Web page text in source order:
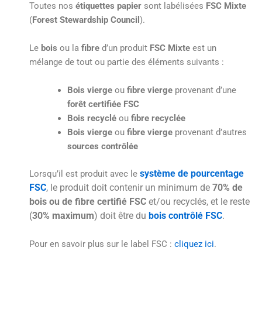
Toutes nos étiquettes papier sont labélisées FSC Mixte
(Forest Stewardship Council ).
Le bois ou la fibre d’un produit FSC Mixte est un
mélange de tout ou partie des éléments suivants :
Bois vierge ou fibre vierge provenant d’une
forêt certifiée FSC
Bois recyclé ou fibre recyclée
Bois vierge ou fibre vierge provenant d’autres
sources contrôlée
Lorsqu’il est produit avec le système de pourcentage
FSC, le produit doit contenir un minimum de 70% de
bois ou de fibre certifié FSC et/ou recyclés, et le reste
(30% maximum) doit être du bois contrôlé FSC.
Pour en savoir plus sur le label FSC : cliquez ici.